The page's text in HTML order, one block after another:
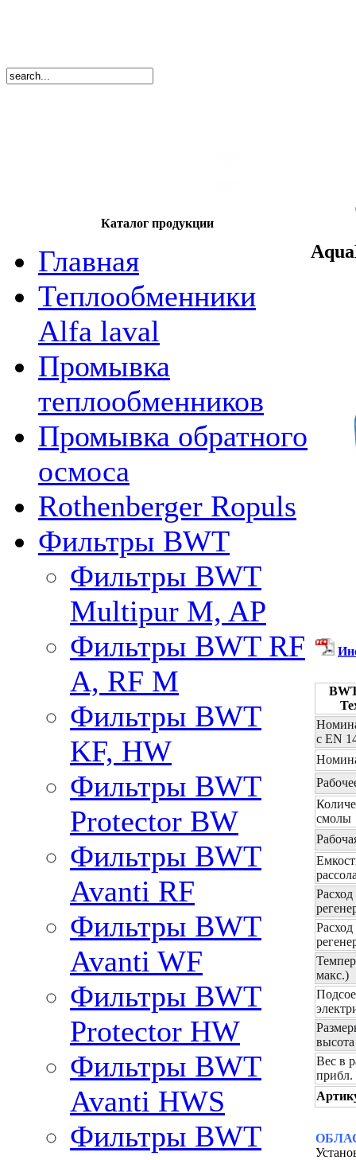
Каталог продукции
Главная
Теплообменники
Alfa laval
Промывка
теплообменников
Промывка обратного
осмоса
Rothenberger Ropuls
Фильтры BWT
Фильтры BWT
Multipur M, AP
Фильтры BWT RF
A, RF M
Фильтры BWT
KF, HW
Фильтры BWT
Protector BW
Фильтры BWT
Avanti RF
Фильтры BWT
Avanti WF
Фильтры BWT
Protector HW
Фильтры BWT
Avanti HWS
Фильтры BWT
с EN
смолы
макс.)
высота
Вес в
прибл.